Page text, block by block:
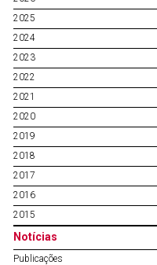
2025
2024
2023
2022
2021
2020
2019
2018
2017
2016
2015
Notícias
Publicações